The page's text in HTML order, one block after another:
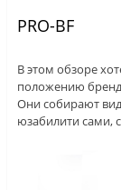
PRO-BF
В этом обзоре
положению
Они собирают
юзабилити сами,